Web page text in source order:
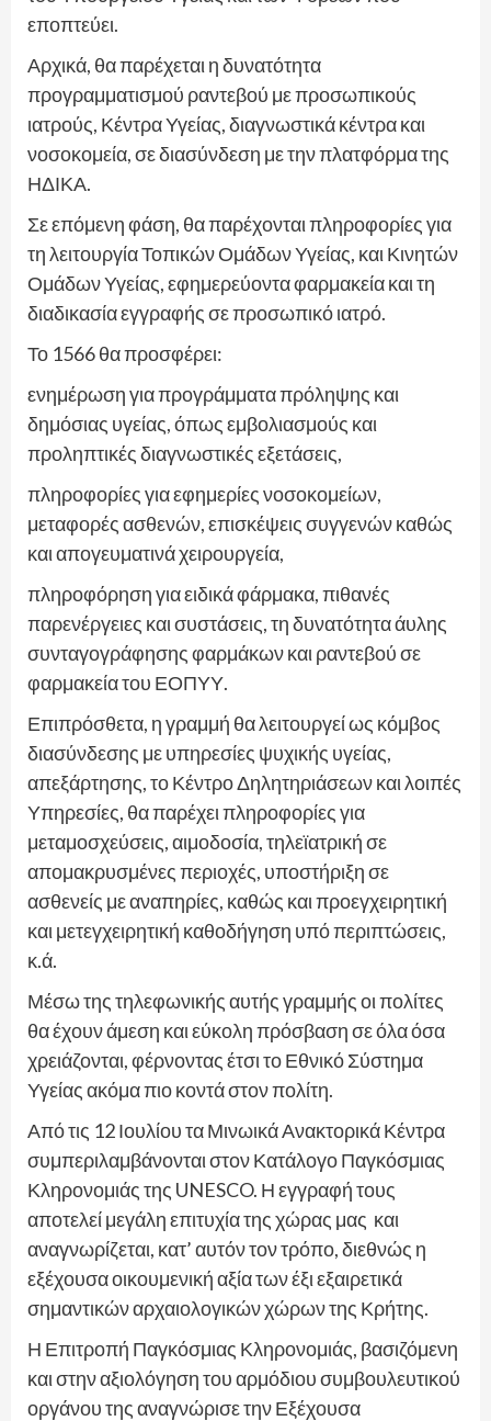
εποπτεύει.
Αρχικά, θα παρέχεται η δυνατότητα
προγραμματισμού ραντεβού με προσωπικούς
ιατρούς, Κέντρα Υγείας, διαγνωστικά κέντρα και
νοσοκομεία, σε διασύνδεση με την πλατφόρμα της
ΗΔΙΚΑ.
Σε επόμενη φάση, θα παρέχονται πληροφορίες για
τη λειτουργία Τοπικών Ομάδων Υγείας, και Κινητών
Ομάδων Υγείας, εφημερεύοντα φαρμακεία και τη
διαδικασία εγγραφής σε προσωπικό ιατρό.
Το 1566 θα προσφέρει:
ενημέρωση για προγράμματα πρόληψης και
δημόσιας υγείας, όπως εμβολιασμούς και
προληπτικές διαγνωστικές εξετάσεις,
πληροφορίες για εφημερίες νοσοκομείων,
μεταφορές ασθενών, επισκέψεις συγγενών καθώς
και απογευματινά χειρουργεία,
πληροφόρηση για ειδικά φάρμακα, πιθανές
παρενέργειες και συστάσεις, τη δυνατότητα άυλης
συνταγογράφησης φαρμάκων και ραντεβού σε
φαρμακεία του ΕΟΠΥΥ.
Επιπρόσθετα, η γραμμή θα λειτουργεί ως κόμβος
διασύνδεσης με υπηρεσίες ψυχικής υγείας,
απεξάρτησης, το Κέντρο Δηλητηριάσεων και λοιπές
Υπηρεσίες, θα παρέχει πληροφορίες για
μεταμοσχεύσεις, αιμοδοσία, τηλεϊατρική σε
απομακρυσμένες περιοχές, υποστήριξη σε
ασθενείς με αναπηρίες, καθώς και προεγχειρητική
και μετεγχειρητική καθοδήγηση υπό περιπτώσεις,
κ.ά.
Μέσω της τηλεφωνικής αυτής γραμμής οι πολίτες
θα έχουν άμεση και εύκολη πρόσβαση σε όλα όσα
χρειάζονται, φέρνοντας έτσι το Εθνικό Σύστημα
Υγείας ακόμα πιο κοντά στον πολίτη.
Από τις 12 Ιουλίου τα Μινωικά Ανακτορικά Κέντρα
συμπεριλαμβάνονται στον Κατάλογο Παγκόσμιας
Κληρονομιάς της UNESCO. Η εγγραφή τους
αποτελεί μεγάλη επιτυχία της χώρας μας και
αναγνωρίζεται, κατ’ αυτόν τον τρόπο, διεθνώς η
εξέχουσα οικουμενική αξία των έξι εξαιρετικά
σημαντικών αρχαιολογικών χώρων της Κρήτης.
Η Επιτροπή Παγκόσμιας Κληρονομιάς, βασιζόμενη
και στην αξιολόγηση του αρμόδιου συμβουλευτικού
οργάνου της αναγνώρισε την Εξέχουσα